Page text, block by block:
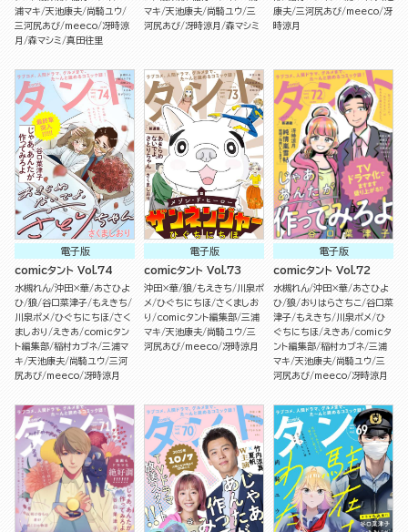
浦マキ 天池康夫 尚騎ユウ
三河尻あび meeco 冴時涼
月
森マシミ 真田往里
マキ 天池康夫 尚騎ユウ 三
河尻あび 冴時涼月 森マシミ
康夫 三河尻あび meeco 冴
時涼月
電子版
comicタント Vol.74
水槻れん 沖田×華 あさひよ
ひ 狼 谷口菜津子 もえきち
川泉ポメ ひぐちにちほ さく
ましおり
えきあ
comicタン
ト編集部 稲村カブネ 三浦マ
キ 天池康夫 尚騎ユウ 三河
尻あび meeco 冴時涼月
電子版
comicタント Vol.73
沖田×華 狼 もえきち
川泉ポ
メ ひぐちにちほ さくましお
り
comicタント編集部 三浦
マキ 天池康夫 尚騎ユウ 三
河尻あび meeco 冴時涼月
電子版
comicタント Vol.72
水槻れん 沖田×華 あさひよ
ひ 狼 おりはらさちこ 谷口菜
津子 もえきち 川泉ポメ ひ
ぐちにちほ
えきあ
comicタ
ント編集部 稲村カブネ 三浦
マキ 天池康夫 尚騎ユウ 三
河尻あび meeco 冴時涼月